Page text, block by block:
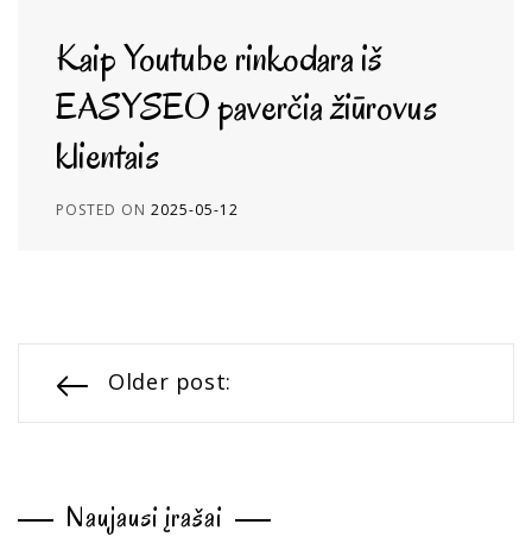
Kaip Youtube rinkodara iš
EASYSEO paverčia žiūrovus
klientais
POSTED ON 2025-05-12
NavigacijaOlder post:
Naujausi įrašai